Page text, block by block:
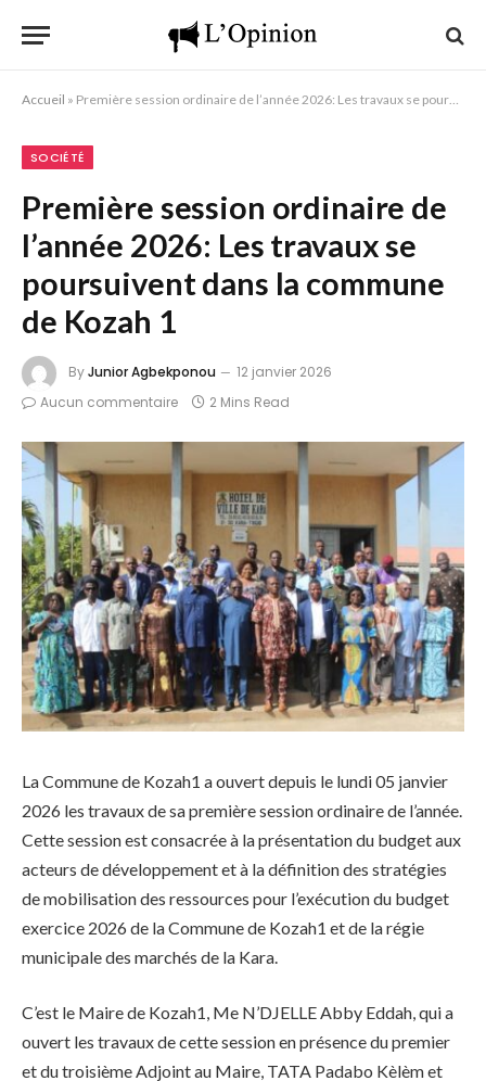
Accueil » Première session ordinaire de l’année 2026: Les travaux se poursuivent dans la commune de Kozah 1
SOCIÉTÉ
Première session ordinaire de
l’année 2026: Les travaux se
poursuivent dans la commune
de Kozah 1
ByJunior Agbekponou
12 janvier 2026
Aucun commentaire
2 Mins Read
La Commune de Kozah1 a ouvert depuis le lundi 05 janvier
2026 les travaux de sa première session ordinaire de l’année.
Cette session est consacrée à la présentation du budget aux
acteurs de développement et à la définition des stratégies
de mobilisation des ressources pour l’exécution du budget
exercice 2026 de la Commune de Kozah1 et de la régie
municipale des marchés de la Kara.
C’est le Maire de Kozah1, Me N’DJELLE Abby Eddah, qui a
ouvert les travaux de cette session en présence du premier
et du troisième Adjoint au Maire, TATA Padabo Kèlèm et